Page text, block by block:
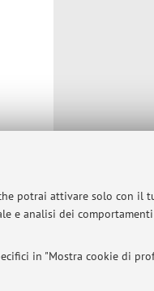
potrai attivare solo con il
e analisi dei
in "Mostra cookie di